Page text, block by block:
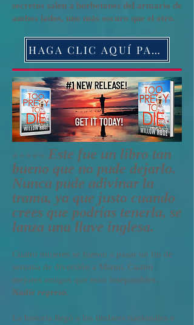
secretos salen a borbotones del armario de
ambos lados, uno más oscuro que el otro.
HAGA CLIC AQUÍ PARA ORDENAR EL LIBRO HOY
⭐️⭐️⭐️⭐️⭐️ Este fue un libro tan
bueno que no pude dejarlo.
Nunca pude adivinar la
trama, ya que justo cuando
crees que podrías tenerla, se
lanza una llave inglesa.
Cuatro mujeres se fueron a pasar un fin de
semana de diversión a Miami. Cuatro
mejores amigos que eran inseparables.
Nadie regresó.
La historia llegó a los titulares nacionales e